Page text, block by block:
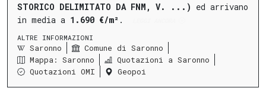
STORICO DELIMITATO DA FNM, V. ...) ed arrivano
in media a 1.690 €/m² .
ALTRE INFORMAZIONI
Saronno
Comune di Saronno
Mappa: Saronno
Quotazioni a Saronno
Quotazioni OMI
Geopoi